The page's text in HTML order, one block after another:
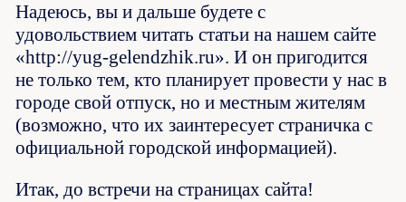
Надеюсь, вы и дальше будете с
удовольствием читать статьи на нашем сайте
«http://yug-gelendzhik.ru». И он пригодится
не только тем, кто планирует провести у нас в
городе свой отпуск, но и местным жителям
(возможно, что их заинтересует страничка с
официальной городской информацией).
Итак, до встречи на страницах сайта!